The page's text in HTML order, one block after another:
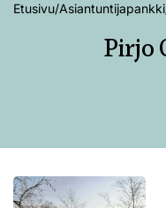
Etusivu/Asiantuntijapankki
Pirjo